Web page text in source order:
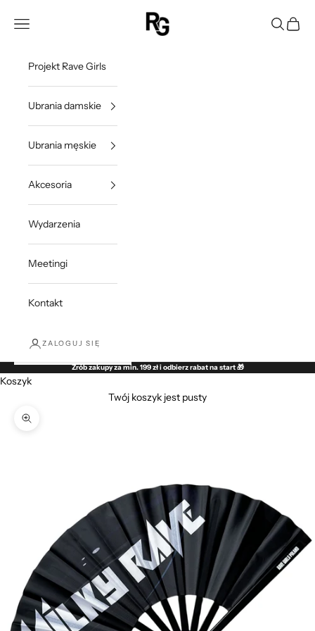
Rave Girls Poland
Otwórz menu nawigacji Otwórz
Projekt Rave Girls
Ubrania damskie
Ubrania męskie
Akcesoria
Wydarzenia
Meetingi
Kontakt
ZALOGUJ SIĘ
Zrób zakupy za min. 199 zł i odbierz rabat na start 🎁
Koszyk
Twój koszyk jest pusty
Przybliż